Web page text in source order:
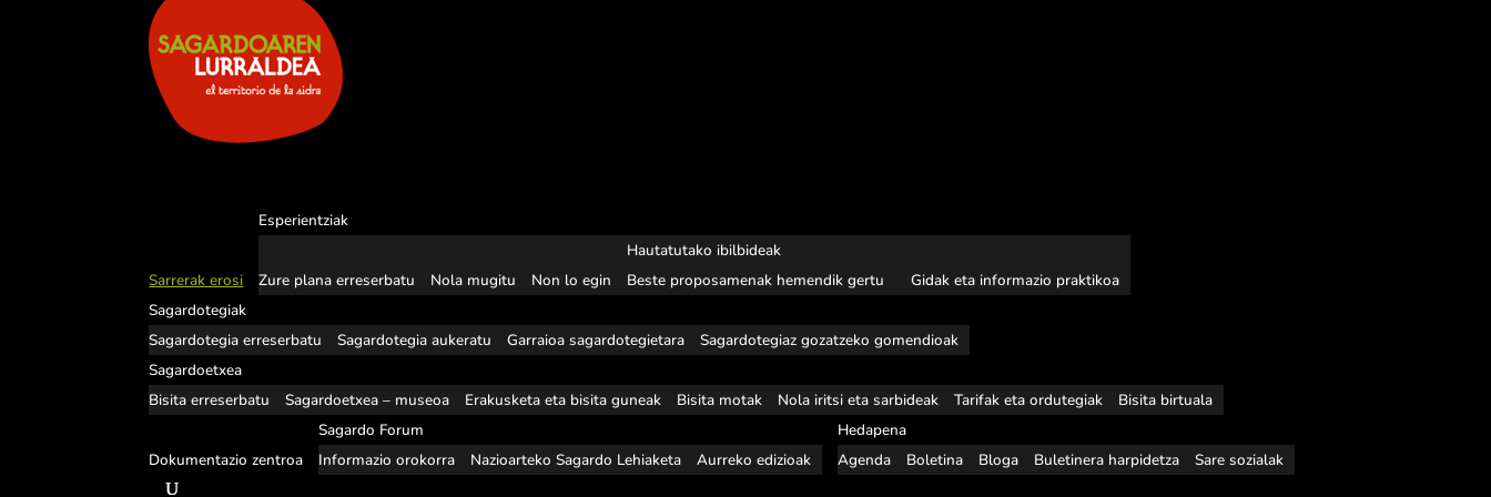
Sarrerak erosi
Esperientziak
Zure plana erreserbatu Nola mugitu Non lo egin
Hautatutako ibilbideak
Beste proposamenak hemendik gertu
Gidak eta informazio praktikoa
Sagardotegiak
Sagardotegia erreserbatu
Sagardotegia aukeratu Garraioa sagardotegietara
Sagardotegiaz gozatzeko gomendioak
Sagardoetxea
Bisita erreserbatu
Sagardoetxea – museoa Erakusketa eta bisita guneak Bisita motak Nola iritsi eta sarbideak Tarifak eta ordutegiak Bisita birtuala
Dokumentazio zentroa
Sagardo Forum
Informazio orokorra
Nazioarteko Sagardo Lehiaketa Aurreko edizioak
Hedapena
Agenda
Boletina Bloga Buletinera harpidetza Sare sozialak